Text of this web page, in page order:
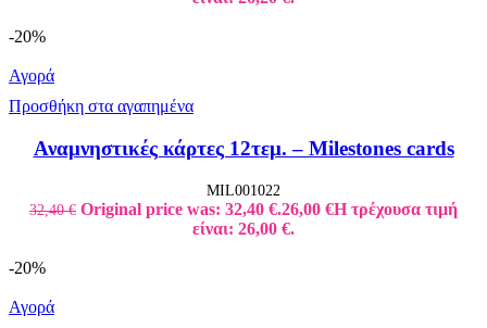
-20%
Αγορά
Προσθήκη στα αγαπημένα
Αναμνηστικές κάρτες 12τεμ. – Milestones cards
MIL001022
32,40€ Original price was: 32,40 €.26,00 €Η τρέχουσα τιμή
είναι: 26,00 €.
-20%
Αγορά